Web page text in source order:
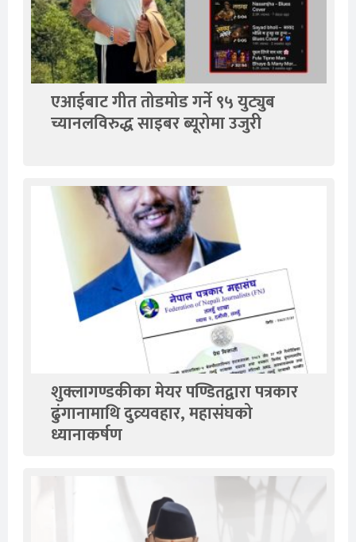
एआईबाट गीत तोडमोड गर्ने ९५ युट्युब
च्यानलविरुद्ध साइबर ब्यूरोमा उजुरी
शुक्लागण्डकीका मेयर पण्डितद्वारा पत्रकार
ढुंगानामाथि दुव्र्यवहार, महासंघको
ध्यानाकर्षण